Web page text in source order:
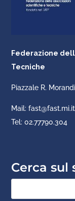
Federazione
Tecniche
Piazzale R.
Mail: fast@fast.mi.it
Tel: 02.77790.304
Cerca sul